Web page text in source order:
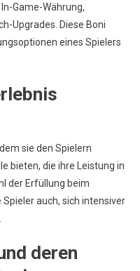
Game-Währung,
Upgrades. Diese Boni
eines Spielers
sie den Spielern
bieten, die ihre Leistung in
der Erfüllung beim
auch, sich intensiver
deren